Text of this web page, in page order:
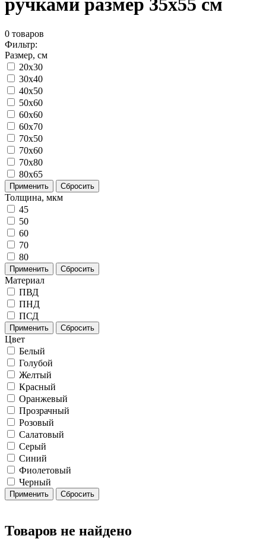
ручками размер 35x55 см
0 товаров
Фильтр:
Размер, см
20x30
30x40
40x50
50x60
60x60
60x70
70x50
70x60
70x80
80x65
Применить Сбросить
Толщина, мкм
45
50
60
70
80
Применить Сбросить
Материал
ПВД
ПНД
ПСД
Применить Сбросить
Цвет
Белый
Голубой
Желтый
Красный
Оранжевый
Прозрачный
Розовый
Салатовый
Серый
Синий
Фиолетовый
Черный
Применить Сбросить
Товаров не найдено